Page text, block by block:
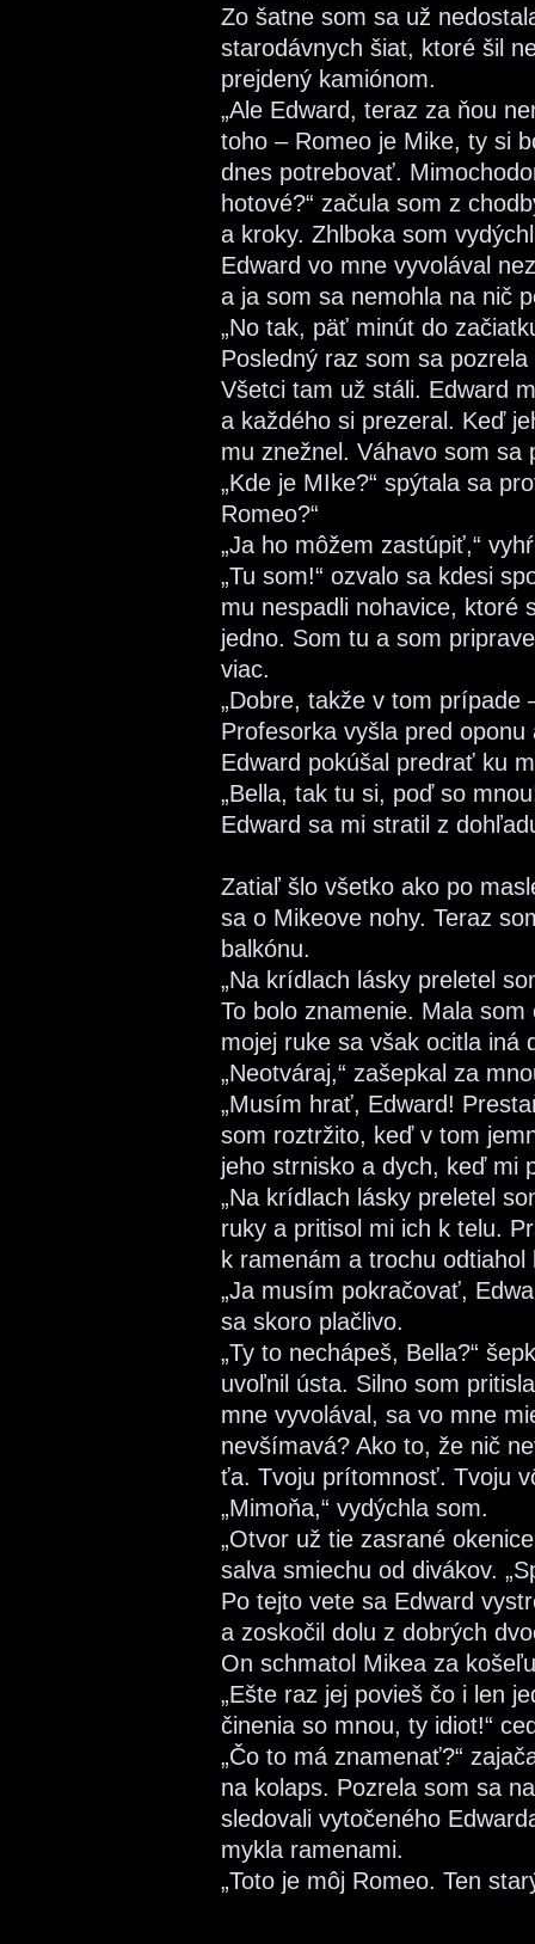
Zo šatne som sa už
starodávnych šiat, ktoré šil
prejdený kamiónom.
„Ale Edward, teraz za ňou
toho – Romeo je Mike, ty si
dnes potrebovať.
hotové?“ začula som z
a kroky. Zhlboka som
Edward vo mne vyvolával
a ja som sa nemohla na nič
„No tak, päť minút do
Posledný raz som sa
Všetci tam už stáli. Edward
a každého si prezeral. Keď
mu znežnel. Váhavo som sa
„Kde je MIke?“ spýtala sa
Romeo?“
„Ja ho môžem zastúpiť,“
„Tu som!“ ozvalo sa kdesi
mu nespadli nohavice, ktoré
jedno. Som tu a som
viac.
„Dobre, takže v tom prípade
Profesorka vyšla pred
Edward pokúšal predrať ku
„Bella, tak tu si, poď so
Edward sa mi stratil z
Zatiaľ šlo všetko ako po
sa o Mikeove nohy. Teraz
balkónu.
„Na krídlach lásky preletel
To bolo znamenie. Mala
mojej ruke sa však ocitla iná
„Neotváraj,“ zašepkal za
„Musím hrať, Edward!
som roztržito, keď v tom
jeho strnisko a dych, keď mi
„Na krídlach lásky preletel
ruky a pritisol mi ich k telu.
k ramenám a trochu odtiahol
„Ja musím pokračovať,
sa skoro plačlivo.
„Ty to nechápeš, Bella?“
uvoľnil ústa. Silno som
mne vyvolával, sa vo mne
nevšímavá? Ako to, že nič
ťa. Tvoju prítomnosť. Tvoju
„Mimoňa,“ vydýchla som.
„Otvor už tie zasrané
salva smiechu od divákov.
Po tejto vete sa Edward
a zoskočil dolu z dobrých
On schmatol Mikea za
„Ešte raz jej povieš čo i len
činenia so mnou, ty idiot!“
„Čo to má znamenať?“
na kolaps. Pozrela som sa
sledovali vytočeného
mykla ramenami.
„Toto je môj Romeo. Ten